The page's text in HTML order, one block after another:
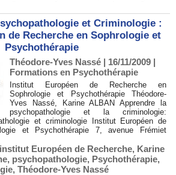
et Criminologie :
de Recherche en Sophrologie et
Psychothérapie
Théodore-Yves Nassé | 16/11/2009 |
Formations en Psychothérapie
Institut Européen de Recherche en
Sophrologie et Psychothérapie Théodore-
Yves Nassé, Karine ALBAN Apprendre la
psychopathologie et la criminologie:
et criminologie Institut Européen de
et Psychothérapie 7, avenue Frémiet
institut Européen de Recherche, Karine
, psychopathologie, Psychothérapie,
, Théodore-Yves Nassé